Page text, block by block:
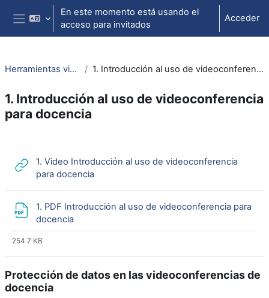
Salta al contenido principal
Panel lateral
En este momento está usando el
acceso para invitados
Acceder
Herramientas videoconf. 1. Introducción al uso de videoconferencia para docencia
1. Introducción al uso de videoconferencia
para docencia
1. Video Introducción al uso de videoconferencia
para docenciaURL
1. PDF Introducción al uso de videoconferencia para
docencia
254.7 KB
Protección de datos en las videoconferencias de
docencia